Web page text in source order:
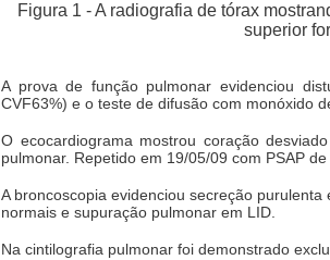
Figura 1 - A radiografia de tórax
superior
A prova de função pulmonar evidenciou
CVF63%) e o teste de difusão com monóxido
O ecocardiograma mostrou coração
pulmonar. Repetido em 19/05/09 com PSAP
A broncoscopia evidenciou secreção
normais e supuração pulmonar em LID.
Na cintilografia pulmonar foi demonstrado